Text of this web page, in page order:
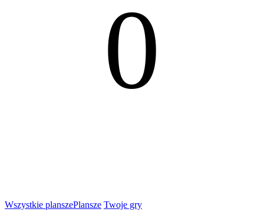
0
Wszystkie planszePlansze Twoje gry